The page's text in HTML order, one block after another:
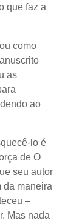
que faz a
como
as
ao
lo é
de O
seu autor
da maneira
–
Mas nada